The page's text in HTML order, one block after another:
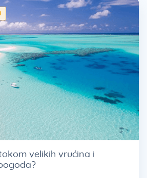
velikih vrućina i